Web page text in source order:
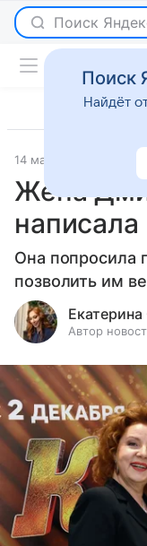
Поиск
14 мая 2026
Жена
Она попросила
позволить им
Автор
Поиск
Найдёт